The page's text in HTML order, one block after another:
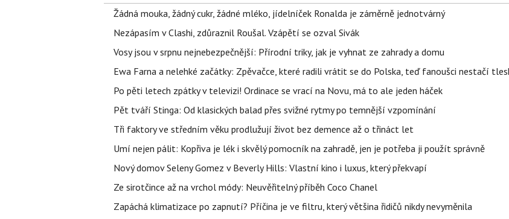
Žádná mouka, žádný cukr, žádné mléko, jídelníček Ronalda je záměrně jednotvárný
Nezápasím v Clashi, zdůraznil Roušal. Vzápětí se ozval Sivák
Vosy jsou v srpnu nejnebezpečnější: Přírodní triky, jak je vyhnat ze zahrady a domu
Ewa Farna a nelehké začátky: Zpěvačce, které radili vrátit se do Polska, teď fanoušci nestačí
Po pěti letech zpátky v televizi! Ordinace se vrací na Novu, má to ale jeden háček
Pět tváří Stinga: Od klasických balad přes svižné rytmy po temnější vzpomínání
Tři faktory ve středním věku prodlužují život bez demence až o třináct let
Umí nejen pálit: Kopřiva je lék i skvělý pomocník na zahradě, jen je potřeba ji použít správně
Nový domov Seleny Gomez v Beverly Hills: Vlastní kino i luxus, který překvapí
Ze sirotčince až na vrchol módy: Neuvěřitelný příběh Coco Chanel
Zapáchá klimatizace po zapnutí? Příčina je ve filtru, který většina řidičů nikdy nevyměnila